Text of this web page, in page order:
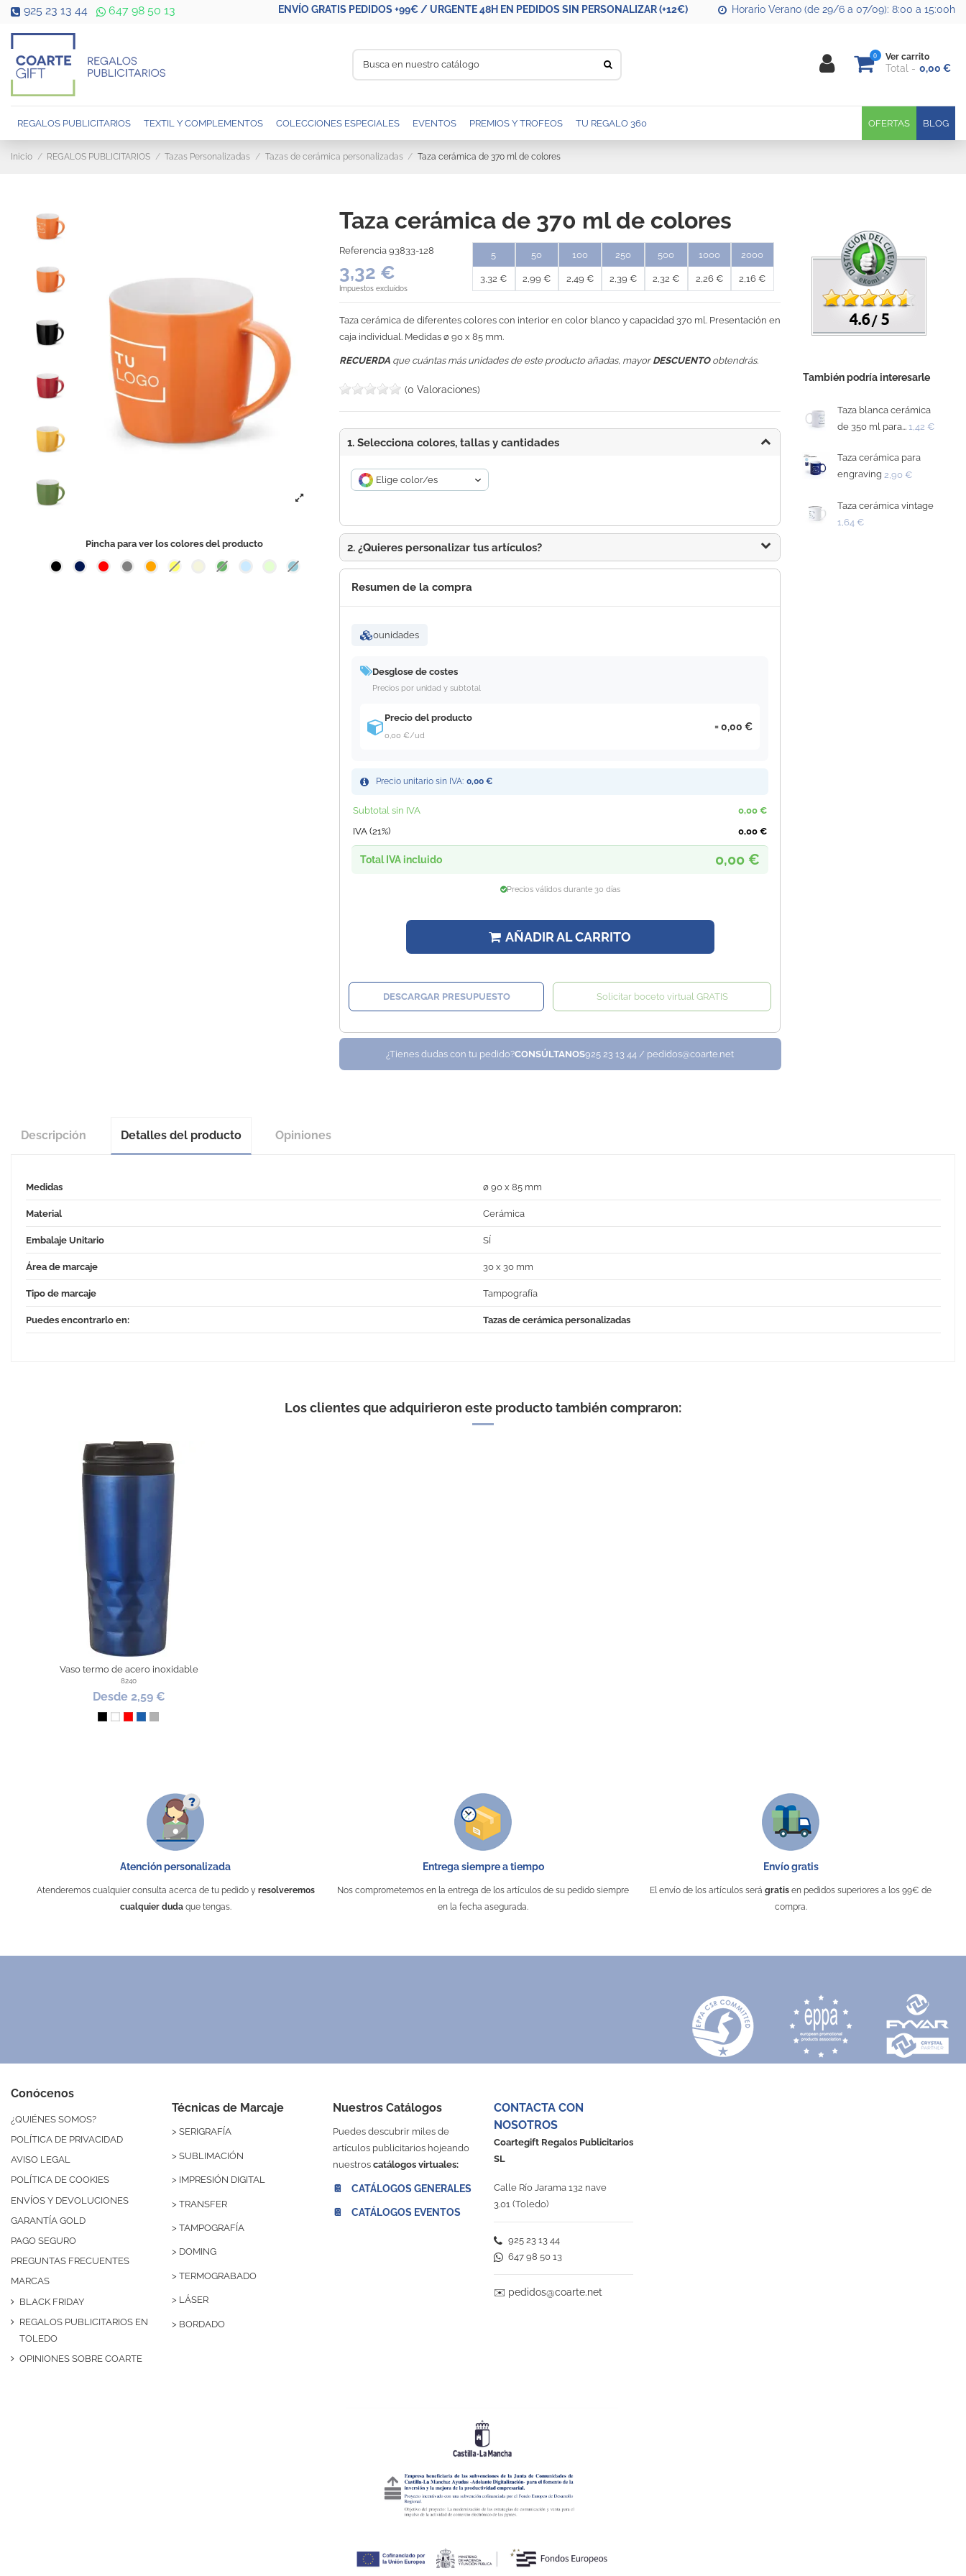
925 23 13 44 647 98 50 13 ENVÍO GRATIS PEDIDOS +99€ / URGENTE 48H EN PEDIDOS SIN PERSONALIZAR (+12€) Horario Verano (de 29/6 a 07/09): 8:00 a 15:00h
0 Ver carrito
Total 0,00 €
REGALOS PUBLICITARIOS TEXTIL Y COMPLEMENTOS COLECCIONES ESPECIALES EVENTOS PREMIOS Y TROFEOS BLOG
TU REGALO 360 OFERTAS
Inicio REGALOS PUBLICITARIOS Tazas Personalizadas Tazas de cerámica personalizadas Taza cerámica de 370 ml de colores
Pincha para ver los colores del producto
Taza cerámica de 370 ml de colores
Referencia 93833-128
3,32 €
Impuestos excluidos
5
3,32 €
50
2,99 €
100
2,49 €
250
2,39 €
500
2,32 €
1000
2,26 €
2000
2,16 €
Taza cerámica de diferentes colores con interior en color blanco y capacidad 370 ml. Presentación en
caja individual. Medidasø 90 x 85 mm.
RECUERDA que cuántas más unidades de este producto añadas, mayor DESCUENTOobtendrás.
(0 Valoraciones)
1. Selecciona colores, tallas y cantidades
Elige color/es
2. ¿Quieres personalizar tus artículos?
Resumen de la compra
0unidades
Desglose de costes
Precios por unidad y subtotal
Precio del producto
0,00 €/ud
0,00 €
Precio unitario sin IVA: 0,00 €
Subtotal sin IVA
0,00 €
IVA (21%)
0,00 €
Total IVA incluido 0,00 €
Precios válidos durante 30 días
AÑADIR AL CARRITO
DESCARGAR PRESUPUESTO Solicitar boceto virtual GRATIS
¿Tienes dudas con tu pedido?CONSÚLTANOS925 23 13 44 / pedidos@coarte.net
4.6 /5
También podría interesarle
Taza blanca cerámica
de 350 ml para... 1,42 €
Taza cerámica para
engraving 2,90 €
Taza cerámica vintage
1,64 €
Descripción Detalles del producto Opiniones
Medidas ø 90 x 85 mm
Material Cerámica
Embalaje Unitario SÍ
Área de marcaje 30 x 30 mm
Tipo de marcaje Tampografía
Puedes encontrarlo en: Tazas de cerámica personalizadas
Los clientes que adquirieron este producto también compraron:
Vaso termo de acero inoxidable
8240
Desde 2,59 €
NegroBlanco
RojoAzulPlata
Atención personalizada
Atenderemos cualquier consulta acerca de tu pedido y resolveremos
cualquier dudaque tengas.
Entrega siempre a tiempo
Nos comprometemos en la entrega de los artículos de su pedido siempre
en la fecha asegurada.
Envío gratis
El envío de los artículos será gratis en pedidos superiores a los 99€ de
compra.
Conócenos
¿QUIÉNES SOMOS?
POLÍTICA DE PRIVACIDAD
AVISO LEGAL
POLÍTICA DE COOKIES
ENVÍOS Y DEVOLUCIONES
GARANTÍA GOLD
PAGO SEGURO
PREGUNTAS FRECUENTES
MARCAS
BLACK FRIDAY
REGALOS PUBLICITARIOS EN
TOLEDO
OPINIONES SOBRE COARTE
Técnicas de Marcaje
> SERIGRAFÍA
> SUBLIMACIÓN
> IMPRESIÓN DIGITAL
> TRANSFER
> TAMPOGRAFÍA
> DOMING
> TERMOGRABADO
> LÁSER
> BORDADO
Nuestros Catálogos
Puedes descubrir miles de
artículos publicitarios hojeando
nuestros catálogos virtuales:
📔 CATÁLOGOS GENERALES
📔 CATÁLOGOS EVENTOS
CONTACTA CON
NOSOTROS
Coartegift Regalos Publicitarios
SL
Calle Río Jarama 132 nave
3.01 (Toledo)
925 23 13 44
647 98 50 13
✉️ pedidos@coarte.net